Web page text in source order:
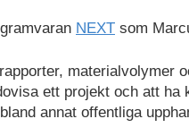
NEXT som
materialvolymer
ett projekt och att
annat offentliga